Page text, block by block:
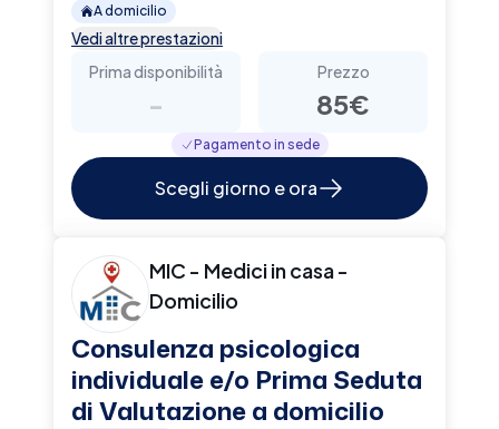
A domicilio
Vedi altre prestazioni
Prima disponibilità
-
Prezzo
85€
Pagamento in sede
Scegli giorno e ora
MIC - Medici in casa -
Domicilio
Consulenza psicologica
individuale e/o Prima Seduta
di Valutazione a domicilio